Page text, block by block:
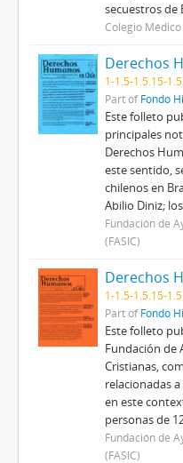
secuestros de
Colegio Médico
1-1.5-1.5.15-
Part ofFondo
Este folleto
principales
Derechos
este sentido,
chilenos en
Abilio Diniz; los
Fundación de
(FASIC)
1-1.5-1.5.15-
Part ofFondo
Este folleto
Fundación de
Cristianas,
relacionadas
en este
personas de
Fundación de
(FASIC)